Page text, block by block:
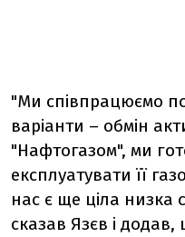
"Ми співпрацюємо
варіанти – обмін
"Нафтогазом", ми
експлуатувати її
нас є ще ціла низка
сказав Язєв і